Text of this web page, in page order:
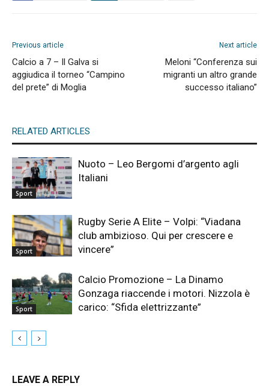
Previous article
Calcio a 7 – Il Galva si
aggiudica il torneo “Campino
del prete” di Moglia
Next article
Meloni “Conferenza sui
migranti un altro grande
successo italiano”
RELATED ARTICLES
Sport
Nuoto – Leo Bergomi d’argento agli
Italiani
Sport
Rugby Serie A Elite – Volpi: “Viadana
club ambizioso. Qui per crescere e
vincere”
Sport
Calcio Promozione – La Dinamo
Gonzaga riaccende i motori. Nizzola è
carico: “Sfida elettrizzante”
LEAVE A REPLY